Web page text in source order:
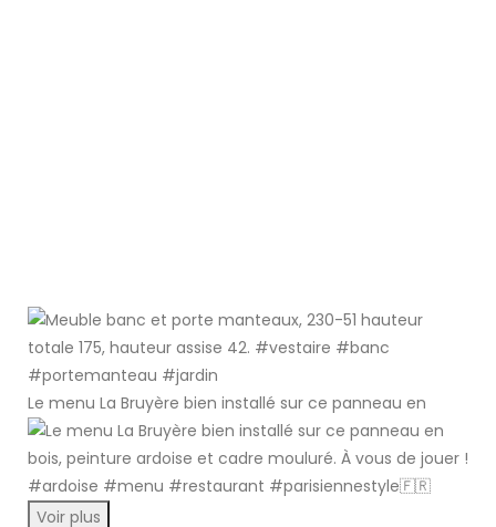
Le menu La Bruyère bien installé sur ce panneau en
Voir plus